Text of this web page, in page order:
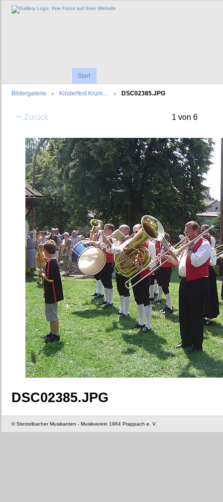
Start
Bildergalerie Kinderfest Krum… DSC02385.JPG
Zurück 1 von 6
DSC02385.JPG
© Sterzelbacher Musikanten - Musikverein 1964 Prappach e. V.